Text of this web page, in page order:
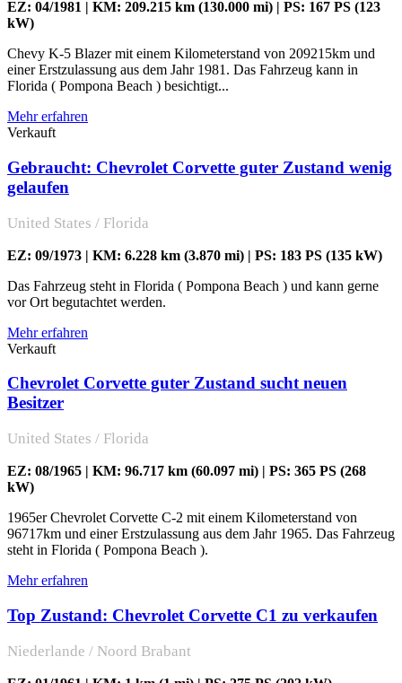
EZ: 04/1981 | KM: 209.215 km (130.000 mi) | PS: 167 PS (123
kW)
Chevy K-5 Blazer mit einem Kilometerstand von 209215km und
einer Erstzulassung aus dem Jahr 1981. Das Fahrzeug kann in
Florida ( Pompona Beach ) besichtigt...
Mehr erfahren
Verkauft
Gebraucht: Chevrolet Corvette guter Zustand wenig
gelaufen
United States / Florida
EZ: 09/1973 | KM: 6.228 km (3.870 mi) | PS: 183 PS (135 kW)
Das Fahrzeug steht in Florida ( Pompona Beach ) und kann gerne
vor Ort begutachtet werden.
Mehr erfahren
Verkauft
Chevrolet Corvette guter Zustand sucht neuen
Besitzer
United States / Florida
EZ: 08/1965 | KM: 96.717 km (60.097 mi) | PS: 365 PS (268
kW)
1965er Chevrolet Corvette C-2 mit einem Kilometerstand von
96717km und einer Erstzulassung aus dem Jahr 1965. Das Fahrzeug
steht in Florida ( Pompona Beach ).
Mehr erfahren
Top Zustand: Chevrolet Corvette C1 zu verkaufen
Niederlande / Noord Brabant